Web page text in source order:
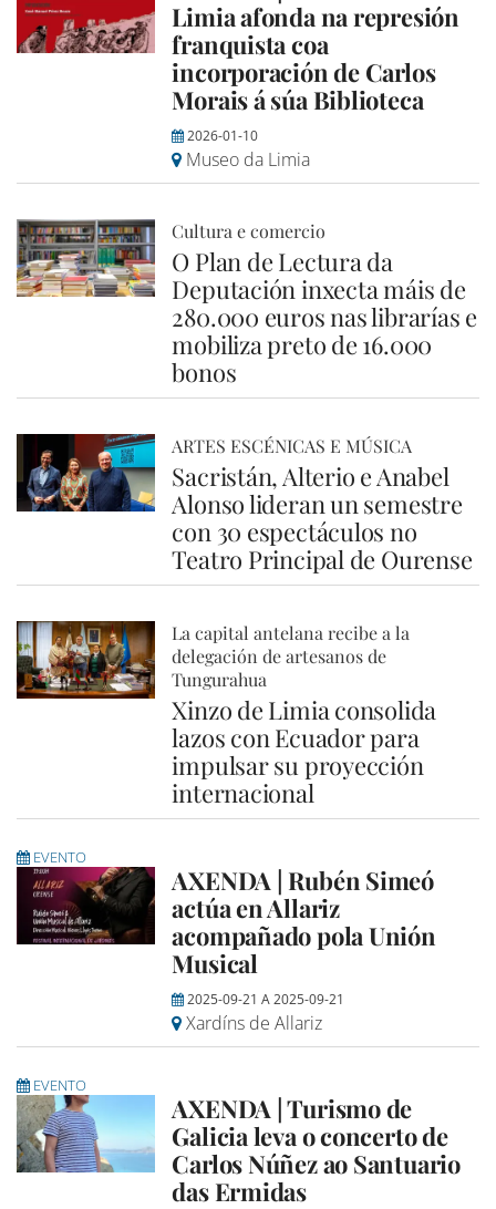
Limia afonda na represión
franquista coa
incorporación de Carlos
Morais á súa Biblioteca
2026-01-10
Museo da Limia
Cultura e comercio
O Plan de Lectura da
Deputación inxecta máis de
280.000 euros nas librarías e
mobiliza preto de 16.000
bonos
ARTES ESCÉNICAS E MÚSICA
Sacristán, Alterio e Anabel
Alonso lideran un semestre
con 30 espectáculos no
Teatro Principal de Ourense
La capital antelana recibe a la
delegación de artesanos de
Tungurahua
Xinzo de Limia consolida
lazos con Ecuador para
impulsar su proyección
internacional
EVENTO
AXENDA | Rubén Simeó
actúa en Allariz
acompañado pola Unión
Musical
2025-09-21 A2025-09-21
Xardíns de Allariz
EVENTO
AXENDA | Turismo de
Galicia leva o concerto de
Carlos Núñez ao Santuario
das Ermidas